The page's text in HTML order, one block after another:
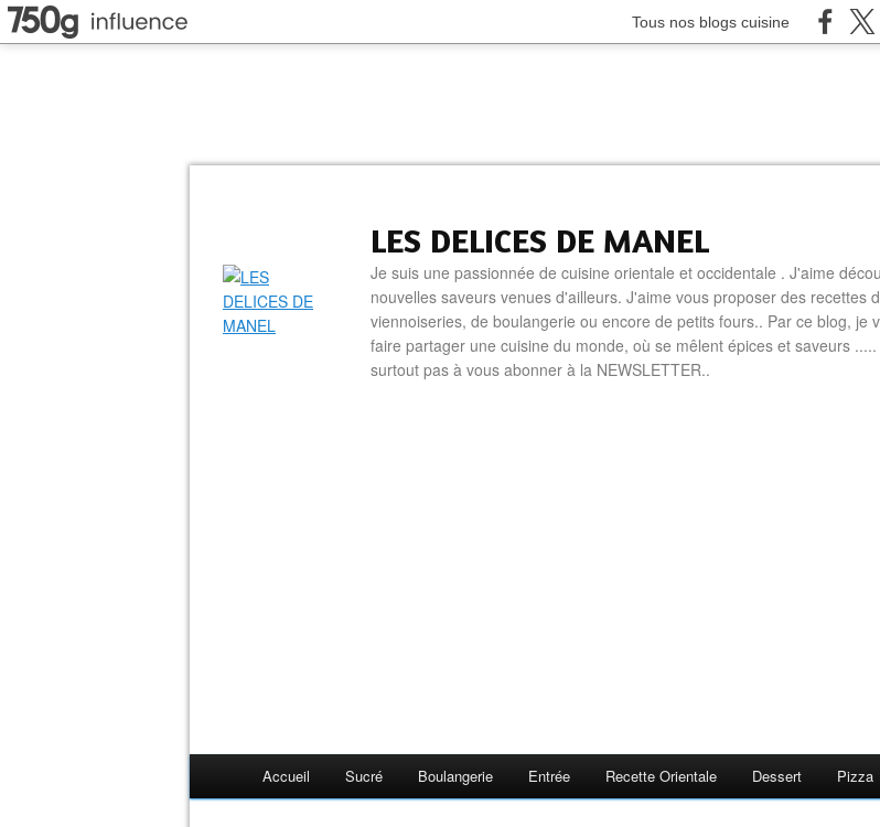
Tous nos blogs cuisine
LES DELICES DE MANEL
Je suis une passionnée de cuisine orientale et occidentale . J'aime
nouvelles saveurs venues d'ailleurs. J'aime vous proposer des recettes
viennoiseries, de boulangerie ou encore de petits fours.. Par ce blog, je
faire partager une cuisine du monde, où se mêlent épices et saveurs
surtout pas à vous abonner à la NEWSLETTER..
Accueil Sucré Boulangerie Entrée Recette Orientale Dessert Pizza